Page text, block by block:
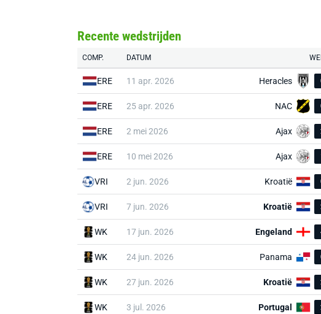
Recente wedstrijden
COMP. DATUM
ERE 11 apr. 2026 Heracles
ERE 25 apr. 2026 NAC
ERE 2 mei 2026 Ajax
ERE 10 mei 2026 Ajax
VRI 2 jun. 2026 Kroatië
VRI 7 jun. 2026 Kroatië
WK 17 jun. 2026 Engeland
WK 24 jun. 2026 Panama
WK 27 jun. 2026 Kroatië
WK 3 jul. 2026 Portugal